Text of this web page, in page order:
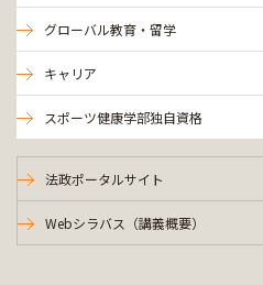
グローバル教育・留学
キャリア
スポーツ健康学部独自資格
法政ポータルサイト
Webシラバス（講義概要）